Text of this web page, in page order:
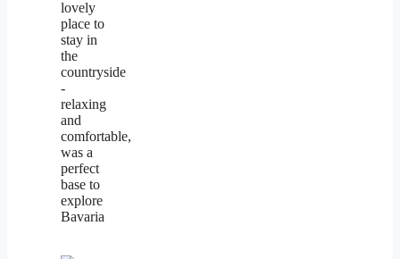
lovely
place to
stay in
the
countryside
-
relaxing
and
comfortable,
was a
perfect
base to
explore
Bavaria